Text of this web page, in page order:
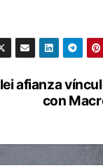
afianza
con